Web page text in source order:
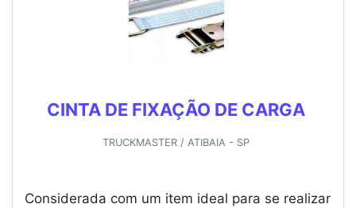
CINTA DE FIXAÇÃO DE CARGA
TRUCKMASTER / ATIBAIA - SP
Considerada com um item ideal para se realizar